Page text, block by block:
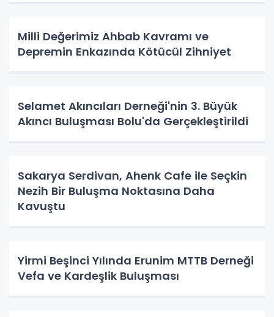
Milli Değerimiz Ahbab Kavramı ve
Depremin Enkazında Kötücül Zihniyet
Selamet Akıncıları Derneği'nin 3. Büyük
Akıncı Buluşması Bolu'da Gerçekleştirildi
Sakarya Serdivan, Ahenk Cafe ile Seçkin
Nezih Bir Buluşma Noktasına Daha
Kavuştu
Yirmi Beşinci Yılında Erunim MTTB Derneği
Vefa ve Kardeşlik Buluşması